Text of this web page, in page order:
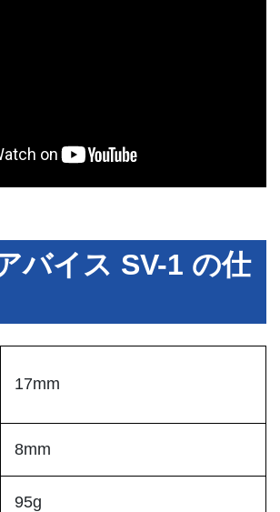
バイス SV-1 の仕
17mm
8mm
95g